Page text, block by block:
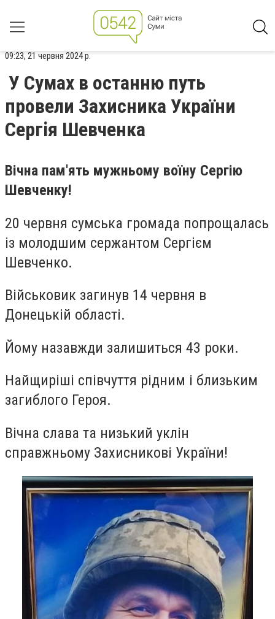
09:23, 21 червня 2024 р.
У Сумах в останню путь
провели Захисника України
Сергія Шевченка
Вічна пам'ять мужньому воїну Сергію
Шевченку!
20 червня сумська громада попрощалась
із молодшим сержантом Сергієм
Шевченко.
Військовик загинув 14 червня в
Донецькій області.
Йому назавжди залишиться 43 роки.
Найщиріші співчуття рідним і близьким
загиблого Героя.
Вічна слава та низький уклін
справжньому Захисникові України!